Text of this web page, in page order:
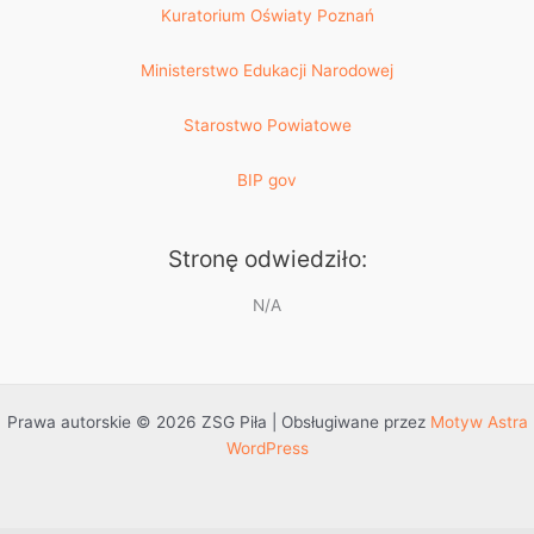
Kuratorium Oświaty Poznań
Ministerstwo Edukacji Narodowej
Starostwo Powiatowe
BIP gov
Stronę odwiedziło:
N/A
Prawa autorskie © 2026 ZSG Piła | Obsługiwane przez Motyw Astra
WordPress